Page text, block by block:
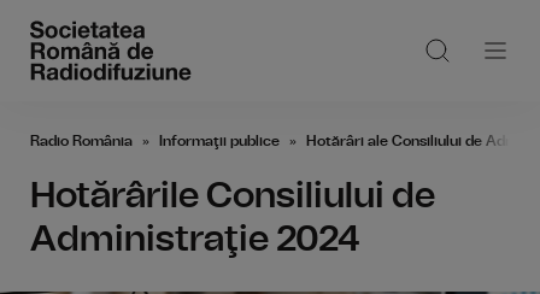
Radio România Informaţii publice Hotărâri ale Consiliului de
Hotărârile Consiliului de
Administraţie 2024